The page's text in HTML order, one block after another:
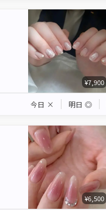
¥7,900
今日 × 明日 ◎
¥6,500